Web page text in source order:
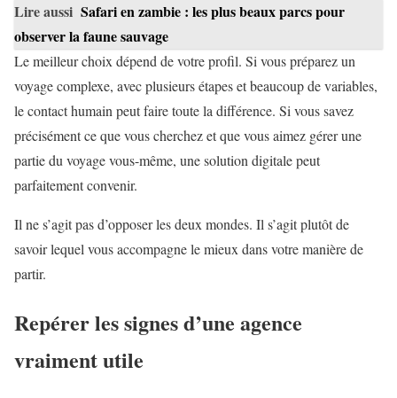
Lire aussi Safari en zambie : les plus beaux parcs pour
observer la faune sauvage
Le meilleur choix dépend de votre profil. Si vous préparez un
voyage complexe, avec plusieurs étapes et beaucoup de variables,
le contact humain peut faire toute la différence. Si vous savez
précisément ce que vous cherchez et que vous aimez gérer une
partie du voyage vous-même, une solution digitale peut
parfaitement convenir.
Il ne s’agit pas d’opposer les deux mondes. Il s’agit plutôt de
savoir lequel vous accompagne le mieux dans votre manière de
partir.
Repérer les signes d’une agence
vraiment utile